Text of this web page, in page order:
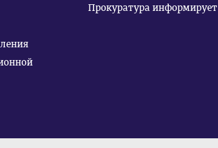
Прокуратура информирует